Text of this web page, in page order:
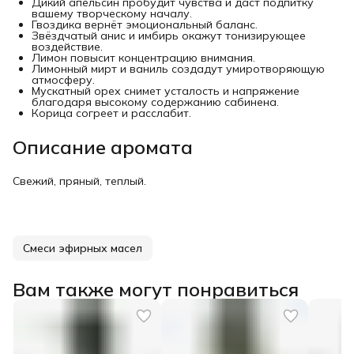
вашему творческому началу.
Гвоздика вернёт эмоциональный баланс.
Звёздчатый анис и имбирь окажут тонизирующее
воздействие.
Лимон повысит концентрацию внимания.
Лимонный мирт и ваниль создадут умиротворяющую
атмосферу.
Мускатный орех снимет усталость и напряжение
благодаря высокому содержанию сабинена.
Корица согреет и расслабит.
Описание аромата
Свежий, пряный, теплый.
Смеси эфирных масел
Вам также могут понравиться